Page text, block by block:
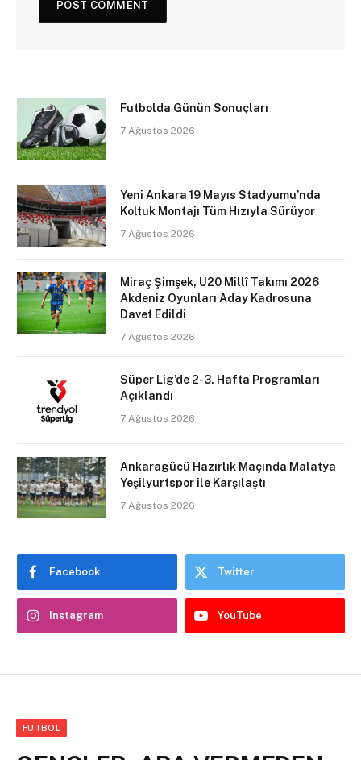
Futbolda Günün Sonuçları
7 Ağustos 2026
Yeni Ankara 19 Mayıs Stadyumu’nda
Koltuk Montajı Tüm Hızıyla Sürüyor
7 Ağustos 2026
Miraç Şimşek, U20 Millî Takımı 2026
Akdeniz Oyunları Aday Kadrosuna
Davet Edildi
7 Ağustos 2026
Süper Lig’de 2-3. Hafta Programları
Açıklandı
7 Ağustos 2026
Ankaragücü Hazırlık Maçında Malatya
Yeşilyurtspor ile Karşılaştı
7 Ağustos 2026
Facebook Twitter
Instagram YouTube
FUTBOL